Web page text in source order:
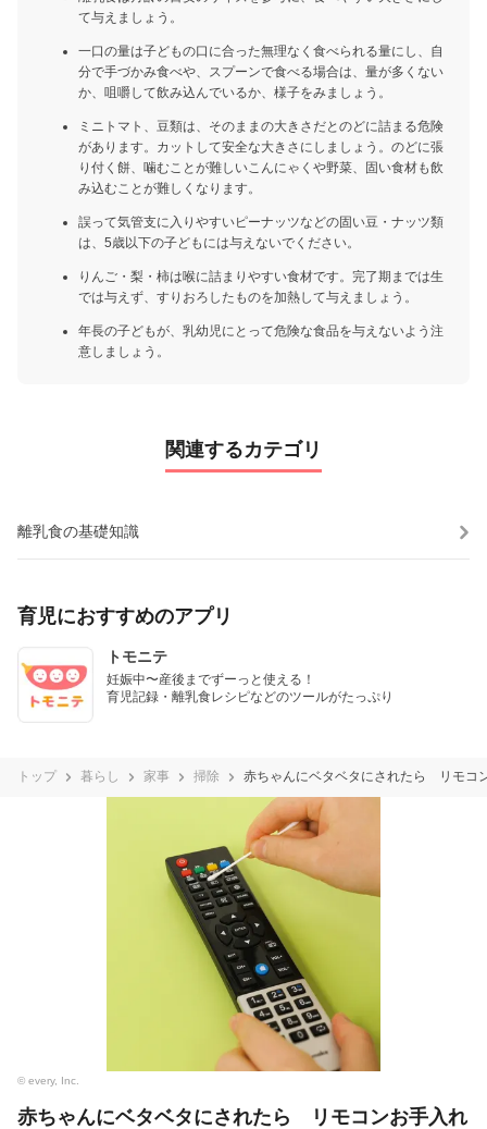
て与えましょう。
一口の量は子どもの口に合った無理なく食べられる量にし、自
分で手づかみ食べや、スプーンで食べる場合は、量が多くない
か、咀嚼して飲み込んでいるか、様子をみましょう。
ミニトマト、豆類は、そのままの大きさだとのどに詰まる危険
があります。カットして安全な大きさにしましょう。のどに張
り付く餅、噛むことが難しいこんにゃくや野菜、固い食材も飲
み込むことが難しくなります。
誤って気管支に入りやすいピーナッツなどの固い豆・ナッツ類
は、5歳以下の子どもには与えないでください。
りんご・梨・柿は喉に詰まりやすい食材です。完了期までは生
では与えず、すりおろしたものを加熱して与えましょう。
年長の子どもが、乳幼児にとって危険な食品を与えないよう注
意しましょう。
関連するカテゴリ
離乳食の基礎知識
育児におすすめのアプリ
トモニテ
妊娠中〜産後までずーっと使える！
育児記録・離乳食レシピなどのツールがたっぷり
トップ 暮らし 家事 掃除 赤ちゃんにベタベタにされたら リモコ
© every, Inc.
赤ちゃんにベタベタにされたら リモコンお手入れ